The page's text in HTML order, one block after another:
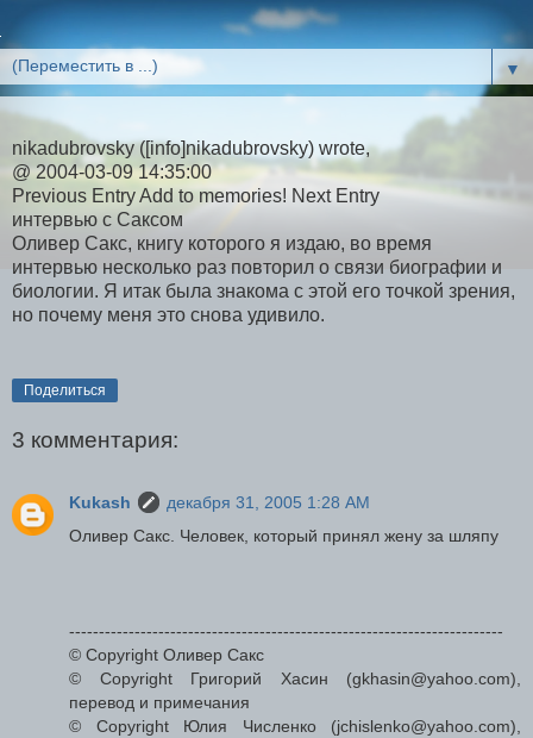
▼
nikadubrovsky ([info]nikadubrovsky) wrote,
@ 2004-03-09 14:35:00
Previous Entry Add to memories! Next Entry
интервью с Саксом
Оливер Сакс, книгу которого я издаю, во время
интервью несколько раз повторил о связи биографии и
биологии. Я итак была знакома с этой его точкой зрения,
но почему меня это снова удивило.
Поделиться
3 комментария:
Kukash
декабря 31, 2005 1:28 AM
Оливер Сакс. Человек, который принял жену за шляпу
-------------------------------------------------------------------------
© Copyright Оливер Сакс
© Copyright Григорий Хасин (gkhasin@yahoo.com),
перевод и примечания
© Copyright Юлия Численко (jchislenko@yahoo.com),